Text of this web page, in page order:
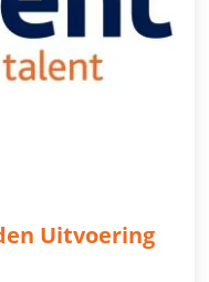
Uitvoering